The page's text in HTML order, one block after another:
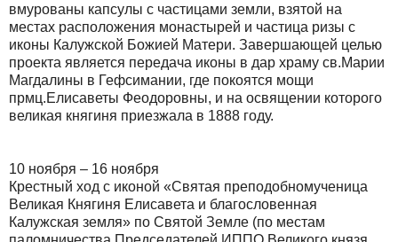
вмурованы капсулы с частицами земли, взятой на
местах расположения монастырей и частица ризы с
иконы Калужской Божией Матери. Завершающей целью
проекта является передача иконы в дар храму св.Марии
Магдалины в Гефсимании, где покоятся мощи
прмц.Елисаветы Феодоровны, и на освящении которого
великая княгиня приезжала в 1888 году.
10 ноября – 16 ноября
Крестный ход с иконой «Святая преподобномученица
Великая Княгиня Елисавета и благословенная
Калужская земля» по Святой Земле (по местам